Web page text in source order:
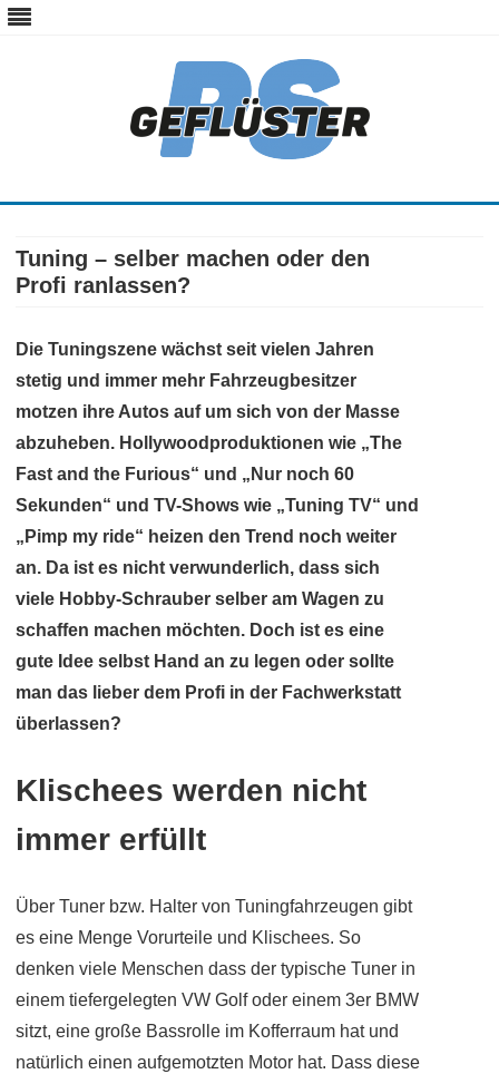
Skip
content
Tuning – selber machen oder den
Profi ranlassen?
Die Tuningszene wächst seit vielen Jahren
stetig und immer mehr Fahrzeugbesitzer
motzen ihre Autos auf um sich von der Masse
abzuheben. Hollywoodproduktionen wie „The
Fast and the Furious“ und „Nur noch 60
Sekunden“ und TV-Shows wie „Tuning TV“ und
„Pimp my ride“ heizen den Trend noch weiter
an. Da ist es nicht verwunderlich, dass sich
viele Hobby-Schrauber selber am Wagen zu
schaffen machen möchten. Doch ist es eine
gute Idee selbst Hand an zu legen oder sollte
man das lieber dem Profi in der Fachwerkstatt
überlassen?
Klischees werden nicht
immer erfüllt
Über Tuner bzw. Halter von Tuningfahrzeugen gibt
es eine Menge Vorurteile und Klischees. So
denken viele Menschen dass der typische Tuner in
einem tiefergelegten VW Golf oder einem 3er BMW
sitzt, eine große Bassrolle im Kofferraum hat und
natürlich einen aufgemotzten Motor hat. Dass diese